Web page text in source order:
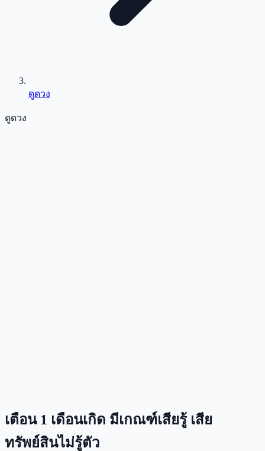
ดูดวง
ดูดวง
เตือน 1 เดือนเกิด มีเกณฑ์เสียรู้ เสีย
ทรัพย์สินไม่รู้ตัว